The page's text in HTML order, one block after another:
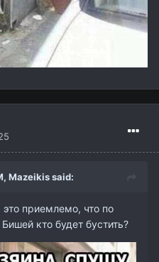
Mazeikissaid:
приемлемо, что по
кто будет бустить?